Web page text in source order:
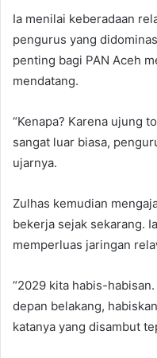
Ia menilai keberadaan
pengurus yang
penting bagi PAN Aceh
mendatang.
“Kenapa? Karena ujung
sangat luar biasa,
ujarnya.
Zulhas kemudian
bekerja sejak sekarang.
memperluas jaringan
“2029 kita habis-
depan belakang,
katanya yang disambut